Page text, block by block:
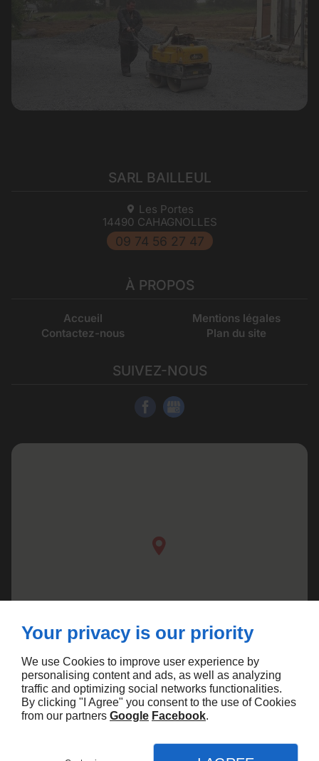
SARL BAILLEUL
Les Portes
14490 CAHAGNOLLES
09 74 56 27 47
À PROPOS
Accueil
Contactez-nous
Mentions légales
Plan du site
SUIVEZ-NOUS
Your privacy is our priority
We use Cookies to improve user experience by
personalising content and ads, as well as analyzing
traffic and optimizing social networks functionalities.
By clicking "I Agree" you consent to the use of Cookies
from our partners Google Facebook.